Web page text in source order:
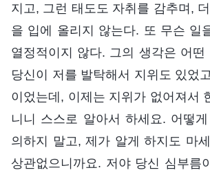
지고, 그런 태도도 자취를 감추며, 더
을 입에 올리지 않는다. 또 무슨 일
열정적이지 않다. 그의 생각은 어떤
당신이 저를 발탁해서 지위도 있었
이었는데, 이제는 지위가 없어져서
니니 스스로 알아서 하세요. 어떻
의하지 말고, 제가 알게 하지도 마
상관없으니까요. 저야 당신 심부름